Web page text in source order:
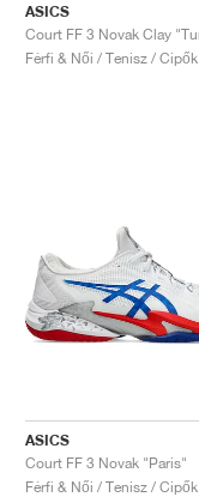
ASICS
Férfi & Női / Tenisz / Cipők
ASICS
Court FF 3 Novak "Paris"
Férfi & Női / Tenisz / Cipők